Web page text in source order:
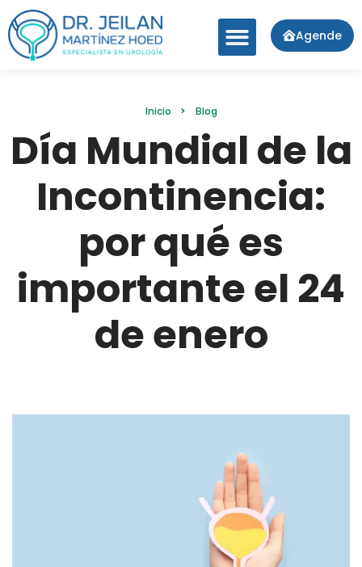
Agende
Inicio Blog
Día Mundial de la
Incontinencia:
por qué es
importante el 24
de enero